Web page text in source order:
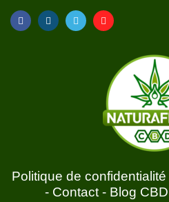
Politique de confidentialité
- Contact - Blog CBD